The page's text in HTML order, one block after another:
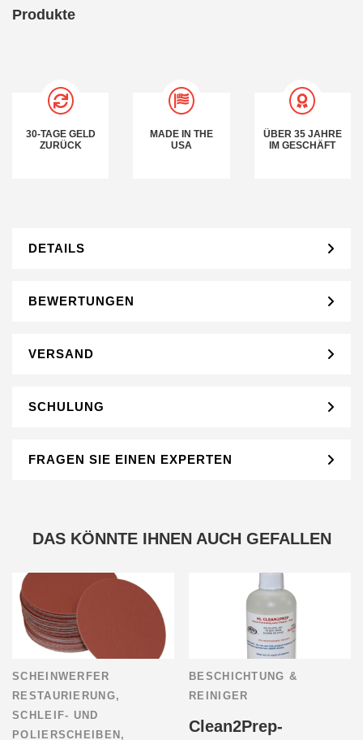
Produkte
30-TAGE GELD
ZURÜCK
MADE IN THE
USA
ÜBER 35 JAHRE
IM GESCHÄFT
DETAILS
BEWERTUNGEN
VERSAND
SCHULUNG
FRAGEN SIE EINEN EXPERTEN
DAS KÖNNTE IHNEN AUCH GEFALLEN
SCHEINWERFER
RESTAURIERUNG,
SCHLEIF- UND
POLIERSCHEIBEN ,
BESCHICHTUNG &
REINIGER
Clean2Prep-